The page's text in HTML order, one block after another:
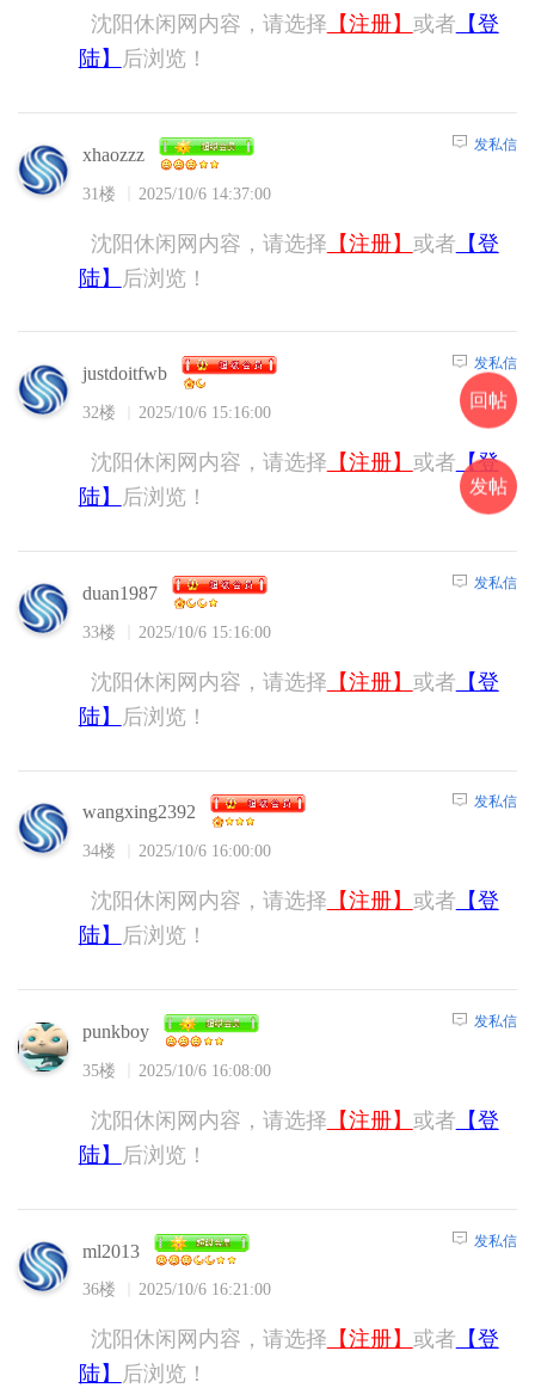
沈阳休闲网内容，请选择 【注册】 或者 【登
陆】
后浏览！
xhaozzz
31楼 2025/10/6 14:37:00
发私信
沈阳休闲网内容，请选择 【注册】 或者 【登
陆】
后浏览！
justdoitfwb
32楼 2025/10/6 15:16:00
发私信
沈阳休闲网内容，请选择 【注册】 或者 【登
陆】
后浏览！
duan1987
33楼 2025/10/6 15:16:00
发私信
沈阳休闲网内容，请选择 【注册】 或者 【登
陆】
后浏览！
wangxing2392
34楼 2025/10/6 16:00:00
发私信
沈阳休闲网内容，请选择 【注册】 或者 【登
陆】
后浏览！
punkboy
35楼 2025/10/6 16:08:00
发私信
沈阳休闲网内容，请选择 【注册】 或者 【登
陆】
后浏览！
ml2013
36楼 2025/10/6 16:21:00
发私信
沈阳休闲网内容，请选择 【注册】 或者 【登
陆】
后浏览！
回帖
发帖